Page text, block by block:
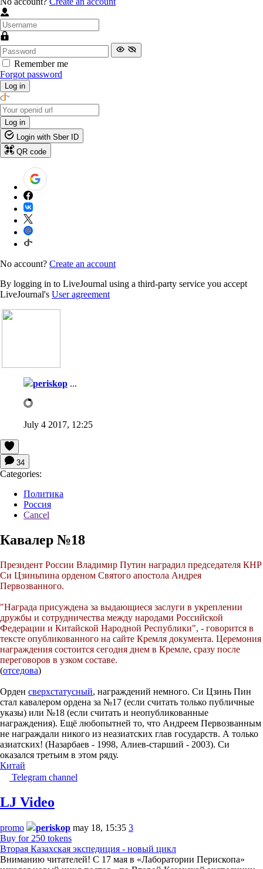
Remember me
Forgot password
Log in
Log in
Login with Sber ID
QR code
No account? Create an account
By logging in to LiveJournal using a third-party service you accept
LiveJournal's User agreement
periskop ...
July 4 2017, 12:25
34
Categories:
Политика
Россия
Cancel
Кавалер №18
Президент России Владимир Путин наградил председателя КНР
Си Цзиньпина орденом Святого апостола Андрея
Первозванного.
"Награда присуждена за выдающиеся заслуги в укреплении
дружбы и сотрудничества между народами Российской
Федерации и Китайской Народной Республики", - говорится в
тексте опубликованного на сайте Кремля документа. Церемония
награждения состоится сегодня днем в Кремле, сразу после
переговоров в узком составе.
(отседова)
Орден сверхстатусный, награждений немного. Си Цзинь Пин
стал кавалером ордена за №17 (если считать только публичные
указы) или №18 (если считать и неопубликованные
награждения). Ещё любопытней то, что Андреем Первозванным
не награждали никого из неазиатских глав государств. А только
азиатских! (Назарбаев - 1998, Алиев-старший - 2003). Си
оказался третьим в этом ряду.
Китай
Telegram channel
LJ Video
promo periskop may 18, 15:35 3
Buy for 250 tokens
Вторая Казахская экспедиция - новый цикл
Вниманию читателей! С 17 мая в «Лаборатории Перископа»